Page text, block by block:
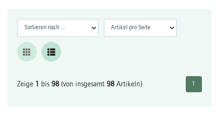
Zeige 1 bis 98 (von insgesamt 98 Artikeln) 1